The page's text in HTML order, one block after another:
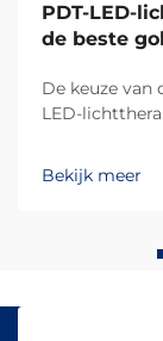
PDT-LED-
de beste
De keuze
LED-
klanten.
verschillende
Bekijk meer